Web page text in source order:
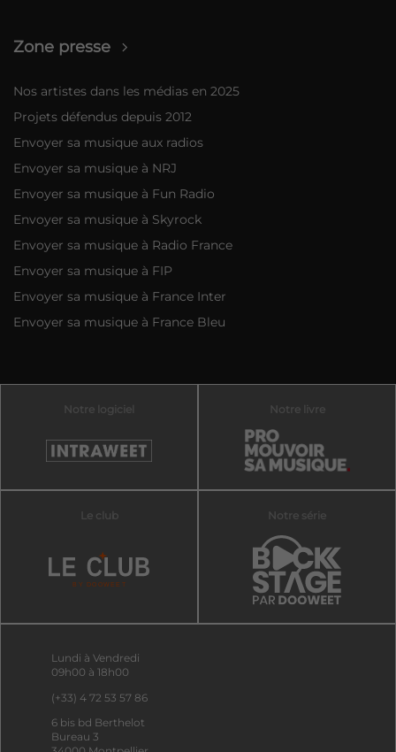
Zone presse
Nos artistes dans les médias en 2025
Projets défendus depuis 2012
Envoyer sa musique aux radios
Envoyer sa musique à NRJ
Envoyer sa musique à Fun Radio
Envoyer sa musique à Skyrock
Envoyer sa musique à Radio France
Envoyer sa musique à FIP
Envoyer sa musique à France Inter
Envoyer sa musique à France Bleu
Notre logiciel Notre livre
Le club Notre série
Lundi à Vendredi
09h00 à 18h00
(+33) 4 72 53 57 86
6 bis bd Berthelot
Bureau 3